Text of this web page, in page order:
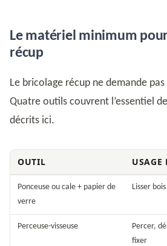
Le matériel minimum
récup
Le bricolage récup ne demande
Quatre outils couvrent l’essentiel
décrits ici.
OUTIL USAGE
Ponceuse ou cale + papier de
verre
Lisser
Perceuse-visseuse
Percer,
fixer